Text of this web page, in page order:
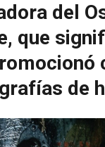
del
que
de